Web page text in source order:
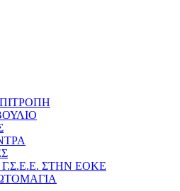
ΣΤΗΝ ΕΟΚΕ